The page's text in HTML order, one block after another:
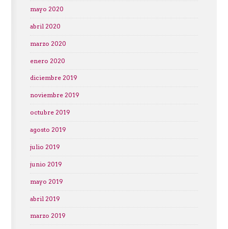
mayo 2020
abril 2020
marzo 2020
enero 2020
diciembre 2019
noviembre 2019
octubre 2019
agosto 2019
julio 2019
junio 2019
mayo 2019
abril 2019
marzo 2019